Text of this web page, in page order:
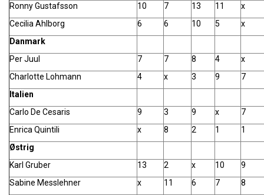
Ronny Gustafsson
10 7 13 11
x
Cecilia Ahlborg
6 6 10 5
x
Danmark
Per Juul
7 7 8 4
x
Charlotte Lohmann
4 x 3 9
7
Italien
Carlo De Cesaris
9 3 9 x
7
Enrica Quintili
x 8 2 1
1
Østrig
Karl Gruber
13 2 x 10
9
Sabine Messlehner
x 11 6 7
8